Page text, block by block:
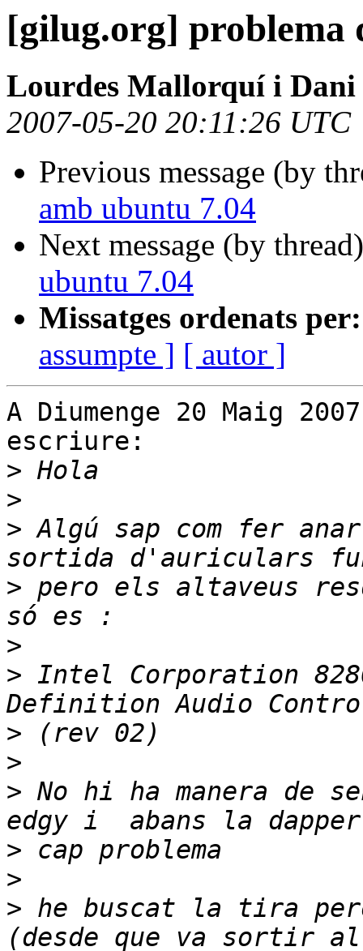
[gilug.org] problema
Lourdes Mallorquí i Dani
2007-05-20 20:11:26 UTC
Previous message (by
amb ubuntu 7.04
Next message (by
ubuntu 7.04
Missatges ordenats per:
assumpte ] [ autor ]
A Diumenge 20 Maig
escriure:
>
>
> Algú sap com fer
> pero els altaveus
>
> Intel Corporation
>
>
> No hi ha manera de
>
>
> he buscat la tira